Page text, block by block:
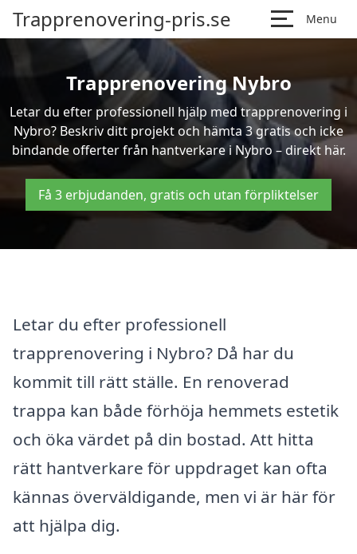
Trapprenovering-pris.se Menu
Trapprenovering Nybro
Letar du efter professionell hjälp med trapprenovering i
Nybro? Beskriv ditt projekt och hämta 3 gratis och icke
bindande offerter från hantverkare i Nybro – direkt här.
Få 3 erbjudanden, gratis och utan förpliktelser
Letar du efter professionell
trapprenovering i Nybro? Då har du
kommit till rätt ställe. En renoverad
trappa kan både förhöja hemmets estetik
och öka värdet på din bostad. Att hitta
rätt hantverkare för uppdraget kan ofta
kännas överväldigande, men vi är här för
att hjälpa dig.